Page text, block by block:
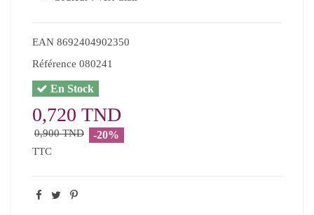
EAN 8692404902350
Référence 080241
En Stock
0,720 TND
0,900 TND -20%
TTC